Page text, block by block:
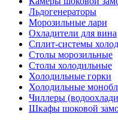
Льдогенераторы
Морозильные лари
Охладители для вина
Сплит-системы
Столы морозильные
Столы холодильные
Холодильные горки
Холодильные
Чиллеры
Шкафы шоковой